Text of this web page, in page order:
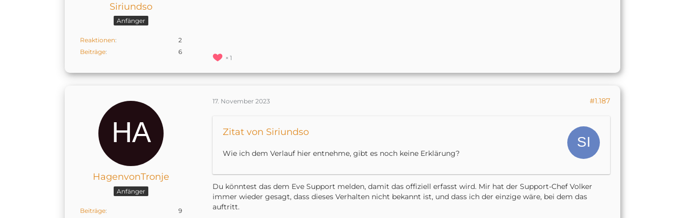
Siriundso
Anfänger
Reaktionen
2
Beiträge
6
1
HagenvonTronje
Anfänger
Beiträge 9
17. November 2023 #1.187
Zitat von Siriundso
Wie ich dem Verlauf hier entnehme, gibt es noch keine Erklärung?
Du könntest das dem Eve Support melden, damit das offiziell erfasst wird. Mir hat der Support-Chef Volker
immer wieder gesagt, dass dieses Verhalten nicht bekannt ist, und dass ich der einzige wäre, bei dem das
auftritt.